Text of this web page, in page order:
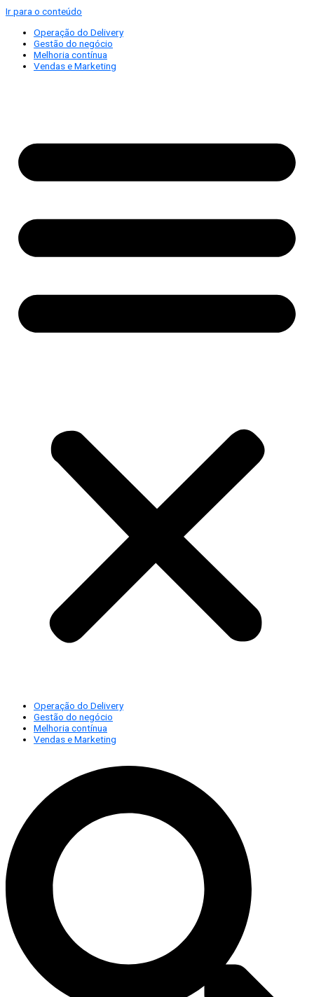
Ir para o conteúdo
Operação do Delivery
Gestão do negócio
Melhoria contínua
Vendas e Marketing
Operação do Delivery
Gestão do negócio
Melhoria contínua
Vendas e Marketing